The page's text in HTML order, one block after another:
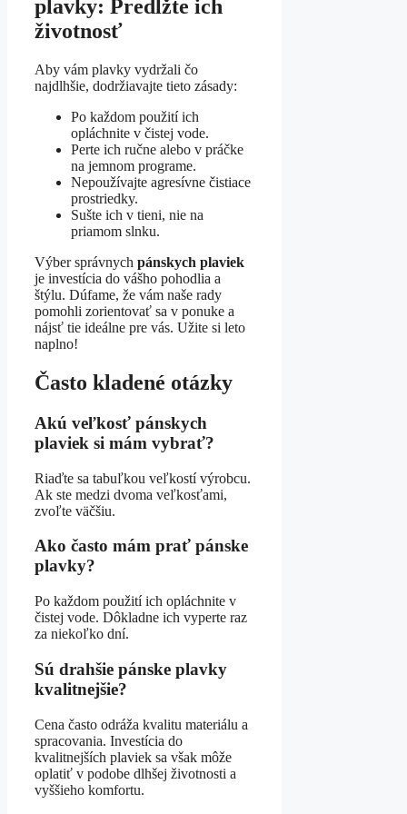
plavky: Predĺžte ich
životnosť
Aby vám plavky vydržali čo
najdlhšie, dodržiavajte tieto zásady:
Po každom použití ich
opláchnite v čistej vode.
Perte ich ručne alebo v práčke
na jemnom programe.
Nepoužívajte agresívne čistiace
prostriedky.
Sušte ich v tieni, nie na
priamom slnku.
Výber správnych pánskych plaviek
je investícia do vášho pohodlia a
štýlu. Dúfame, že vám naše rady
pomohli zorientovať sa v ponuke a
nájsť tie ideálne pre vás. Užite si leto
naplno!
Často kladené otázky
Akú veľkosť pánskych
plaviek si mám vybrať?
Riaďte sa tabuľkou veľkostí výrobcu.
Ak ste medzi dvoma veľkosťami,
zvoľte väčšiu.
Ako často mám prať pánske
plavky?
Po každom použití ich opláchnite v
čistej vode. Dôkladne ich vyperte raz
za niekoľko dní.
Sú drahšie pánske plavky
kvalitnejšie?
Cena často odráža kvalitu materiálu a
spracovania. Investícia do
kvalitnejších plaviek sa však môže
oplatiť v podobe dlhšej životnosti a
vyššieho komfortu.